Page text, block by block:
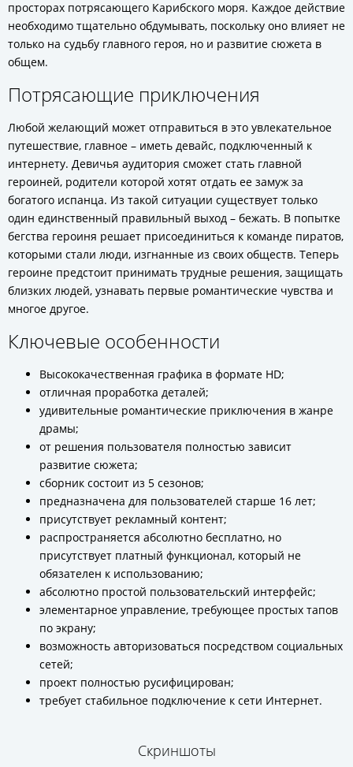
просторах потрясающего Карибского моря. Каждое действие
необходимо тщательно обдумывать, поскольку оно влияет не
только на судьбу главного героя, но и развитие сюжета в
общем.
Потрясающие приключения
Любой желающий может отправиться в это увлекательное
путешествие, главное – иметь девайс, подключенный к
интернету. Девичья аудитория сможет стать главной
героиней, родители которой хотят отдать ее замуж за
богатого испанца. Из такой ситуации существует только
один единственный правильный выход – бежать. В попытке
бегства героиня решает присоединиться к команде пиратов,
которыми стали люди, изгнанные из своих обществ. Теперь
героине предстоит принимать трудные решения, защищать
близких людей, узнавать первые романтические чувства и
многое другое.
Ключевые особенности
Высококачественная графика в формате HD;
отличная проработка деталей;
удивительные романтические приключения в жанре
драмы;
от решения пользователя полностью зависит
развитие сюжета;
сборник состоит из 5 сезонов;
предназначена для пользователей старше 16 лет;
присутствует рекламный контент;
распространяется абсолютно бесплатно, но
присутствует платный функционал, который не
обязателен к использованию;
абсолютно простой пользовательский интерфейс;
элементарное управление, требующее простых тапов
по экрану;
возможность авторизоваться посредством социальных
сетей;
проект полностью русифицирован;
требует стабильное подключение к сети Интернет.
Скриншоты